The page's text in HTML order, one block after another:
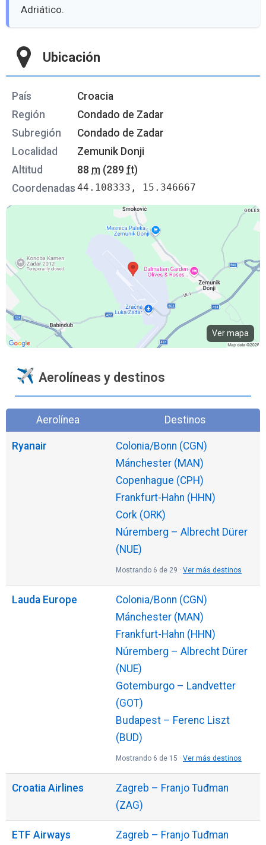
Adriático.
Ubicación
País
Croacia
Región
Condado de Zadar
Subregión
Condado de Zadar
Localidad
Zemunik Donji
Altitud
88 m (289 ft)
Coordenadas 44.108333, 15.346667
Ver mapa
Aerolíneas y destinos
Aerolínea Destinos
Ryanair
Colonia/Bonn (CGN)
Mánchester (MAN)
Copenhague (CPH)
Frankfurt-Hahn (HHN)
Cork (ORK)
Núremberg – Albrecht Dürer
(NUE)
Mostrando 6 de 29 · Ver más destinos
Lauda Europe
Colonia/Bonn (CGN)
Mánchester (MAN)
Frankfurt-Hahn (HHN)
Núremberg – Albrecht Dürer
(NUE)
Gotemburgo – Landvetter
(GOT)
Budapest – Ferenc Liszt
(BUD)
Mostrando 6 de 15 · Ver más destinos
Croatia Airlines
Zagreb – Franjo Tuđman
(ZAG)
ETF Airways
Zagreb – Franjo Tuđman